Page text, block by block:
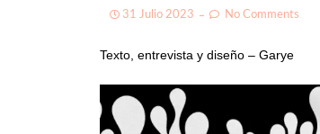
31 Julio 2023 No Comments
Texto, entrevista y diseño – Garye